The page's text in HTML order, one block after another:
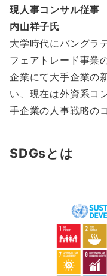
現人事コンサル従事
内山祥子氏
大学時代にバングラ
フェアトレード事業
企業にて大手企業の
い、現在は外資系コ
手企業の人事戦略の
SDGsとは